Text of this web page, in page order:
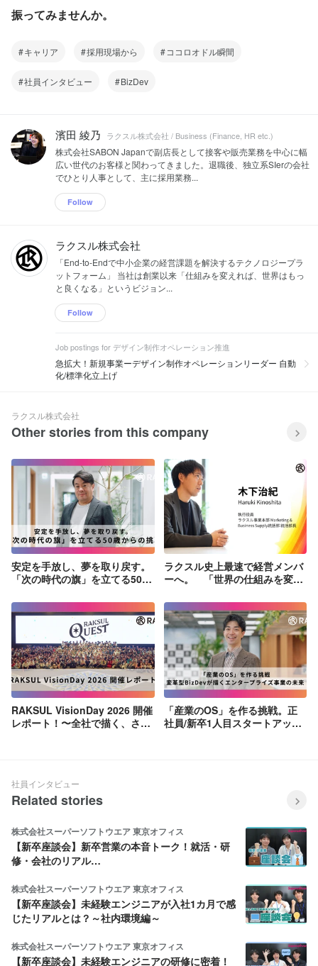
振ってみませんか。
キャリア 採用現場から ココロオドル瞬間
社員インタビュー BizDev
濱田 綾乃 ラクスル株式会社 / Business (Finance, HR etc.)
株式会社SABON Japanで副店長として接客や販売業務を中心に幅
広い世代のお客様と関わってきました。退職後、独立系SIerの会社
でひとり人事として、主に採用業務...
Follow
ラクスル株式会社
「End-to-Endで中小企業の経営課題を解決するテクノロジープラ
ットフォーム」 当社は創業以来「仕組みを変えれば、世界はもっ
と良くなる」というビジョン...
Follow
Job postings for デザイン制作オペレーション推進
急拡大！新規事業ーデザイン制作オペレーションリーダー 自動
化/標準化立上げ
ラクスル株式会社
Other stories from this company
安定を手放し、夢を取り戻す。
「次の時代の旗」を立てる50歳
ラクスル史上最速で経営メンバ
ーへ。 「世界の仕組みを変え
未来
RAKSUL VisionDay 2026 開催
レポート！〜全社で描く、さら
「産業のOS」を作る挑戦。正
社員/新卒1人目スタートアップ
社員インタビュー
Related stories
株式会社スーパーソフトウエア 東京オフィス
【新卒座談会】新卒営業の本音トーク！就活・研
修・会社のリアル…
株式会社スーパーソフトウエア 東京オフィス
【新卒座談会】未経験エンジニアが入社1カ月で感
じたリアルとは？～社内環境編～
株式会社スーパーソフトウエア 東京オフィス
【新卒座談会】未経験エンジニアの研修に密着！